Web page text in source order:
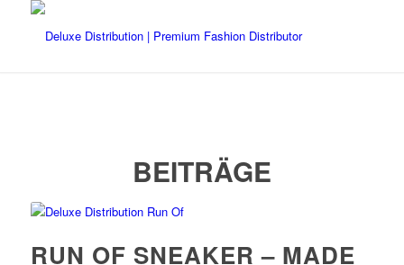
BEITRÄGE
RUN OF SNEAKER – MADE